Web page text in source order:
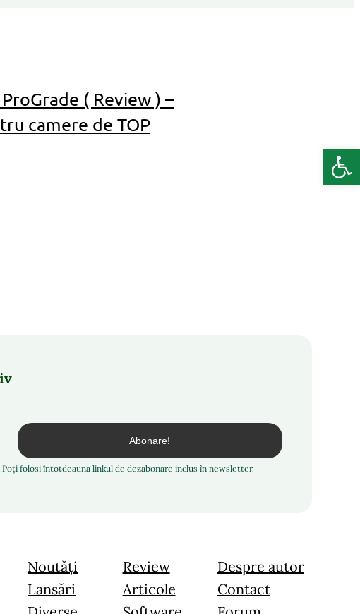
( Review ) –
camere de TOP
folosi întotdeauna linkul de dezabonare inclus în newsletter.
Noutăți
Lansări
Review
Articole
Despre autor
Contact